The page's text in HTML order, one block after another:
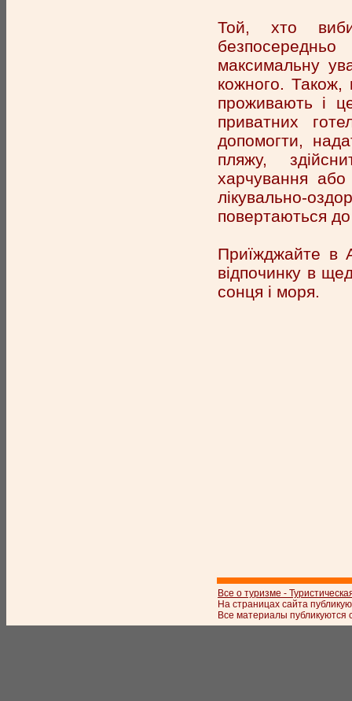
Той, хто
максимальну
кожного. Також,
проживають і
приватних
допомогти,
пляжу,
харчування або
лікувально-
повертаються до
Приїжджайте в
відпочинку в
сонця і моря.
Все о туризме -
На страницах сайта
Все материалы публикуются